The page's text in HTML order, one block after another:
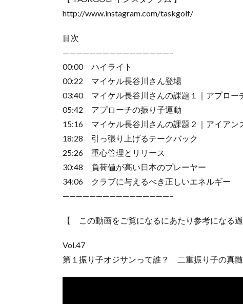
http://www.instagram.com/taskgolf/
目次
————————————————–
00:00 ハイライト
00:22 マイケル長谷川さん登場
03:40 マイケル長谷川さんの課題１｜アプロー
05:42 アプローチの振り子運動
15:16 マイケル長谷川さんの課題２｜アイアン
18:28 引っ張り上げるテークバック
25:26 重心管理とリリース
30:48 負荷値が高い日本のプレーヤー
34:06 クラブに与えるべき正しいエネルギー
————————————————–
【 この動画をご覧になるにあたり参考になる
Vol.47
第１振り子オジサンって誰？ 二重振り子の真